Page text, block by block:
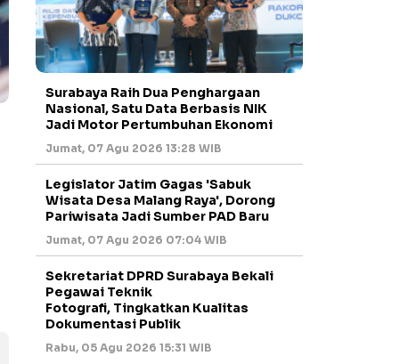
Surabaya Raih Dua Penghargaan
Nasional, Satu Data Berbasis NIK
Jadi Motor Pertumbuhan Ekonomi
Jumat, 07 Agu 2026 13:28 WIB
Legislator Jatim Gagas 'Sabuk
Wisata Desa Malang Raya', Dorong
Pariwisata Jadi Sumber PAD Baru
Jumat, 07 Agu 2026 07:04 WIB
Sekretariat DPRD Surabaya Bekali
Pegawai Teknik
Fotografi, Tingkatkan Kualitas
Dokumentasi Publik
Rabu, 05 Agu 2026 15:31 WIB